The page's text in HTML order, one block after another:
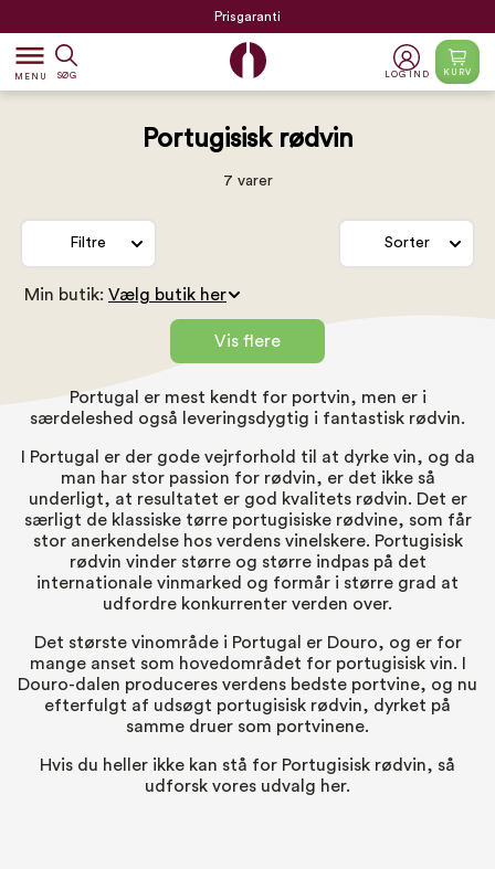
Prisgaranti
dehaze
MENU SØG LOG IND KURV
Portugisisk rødvin
7 varer
Filtre Sorter
Min butik:
Vis flere
Portugal er mest kendt for portvin, men er i
særdeleshed også leveringsdygtig i fantastisk rødvin.
I Portugal er der gode vejrforhold til at dyrke vin, og da
man har stor passion for rødvin, er det ikke så
underligt, at resultatet er god kvalitets rødvin. Det er
særligt de klassiske tørre portugisiske rødvine, som får
stor anerkendelse hos verdens vinelskere. Portugisisk
rødvin vinder større og større indpas på det
internationale vinmarked og formår i større grad at
udfordre konkurrenter verden over.
Det største vinområde i Portugal er Douro, og er for
mange anset som hovedområdet for portugisisk vin. I
Douro-dalen produceres verdens bedste portvine, og nu
efterfulgt af udsøgt portugisisk rødvin, dyrket på
samme druer som portvinene.
Hvis du heller ikke kan stå for Portugisisk rødvin, så
udforsk vores udvalg her.